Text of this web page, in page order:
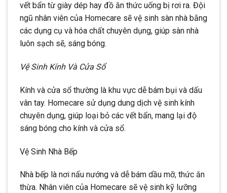
vết bẩn từ giày dép hay đồ ăn thức uống bị rơi ra. Đội
ngũ nhân viên của Homecare sẽ vệ sinh sàn nhà bằng
các dụng cụ và hóa chất chuyên dụng, giúp sàn nhà
luôn sạch sẽ, sáng bóng.
Vệ Sinh Kính Và Cửa Sổ
Kính và cửa sổ thường là khu vực dễ bám bụi và dấu
vân tay. Homecare sử dụng dung dịch vệ sinh kính
chuyên dụng, giúp loại bỏ các vết bẩn, mang lại độ
sáng bóng cho kính và cửa sổ.
Vệ Sinh Nhà Bếp
Nhà bếp là nơi nấu nướng và dễ bám dầu mỡ, thức ăn
thừa. Nhân viên của Homecare sẽ vệ sinh kỹ lưỡng